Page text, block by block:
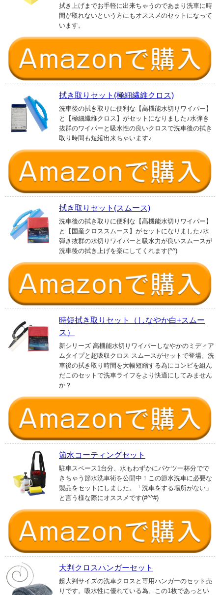
拭き上げまでお手軽に出来ちゃうのであまり洗車に時
間が取れないという方にもオススメのセットになって
います。
拭き取りセット(極細繊維クロス)
洗車後の拭き取りに便利な【高機能水切りワイパー】
と【極細繊維クロス】がセットになりました♪水弾き
抜群のワイパーと吸水性の良いクロスで洗車後の拭き
取り時間も短縮出来ちゃいます♪
拭き取りセット(スムース)
洗車後の拭き取りに便利な【高機能水切りワイパー】
と【国産クロススムース】がセットになりました♪水
弾き抜群の水切りワイパーと吸水力が良いスムースが
洗車後の拭き上げを楽にしてくれます(^^)
時短拭き取りセット（しなやか白+スムー
ス）
新シリーズ 高機能水切りワイパーしなやかのミディア
ムタイプと超吸収クロス スムースがセットで登場。洗
車後の拭き取り時間を大幅短縮する為にコンビを組ん
だこのセットで洗車ライフをより快適にしてみません
か？
節水コーティングセット
駐車スペース1台分、水もわずかにパケツ一杯分でで
きちゃう節水洗車術を公開中！この節水洗車に必要な
製品をセットにしました。「洗車をする場所がない」
と言う様な際にオススメです(#^^#)
大判クロスハンガーセット
超大判サイズの洗車クロスと専用ハンガーのセット売
りです。吸水性に優れている為、この1枚であっとい